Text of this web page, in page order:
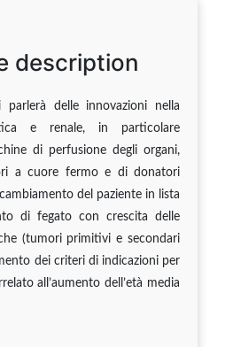
description
delle innovazioni nella
e renale, in particolare
di perfusione degli organi,
a cuore fermo e di donatori
del paziente in lista
di fegato con crescita delle
(tumori primitivi e secondari
dei criteri di indicazioni per
all’aumento dell’età media